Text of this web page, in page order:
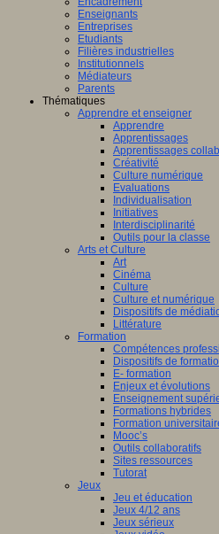
Enseignants
Entreprises
Etudiants
Filières industrielles
Institutionnels
Médiateurs
Parents
Thématiques
Apprendre et enseigner
Apprendre
Apprentissages
Apprentissages
Créativité
Culture numérique
Evaluations
Individualisation
Initiatives
Interdisciplinarité
Outils pour la classe
Arts et Culture
Art
Cinéma
Culture
Culture et numérique
Dispositifs de
Littérature
Formation
Compétences
Dispositifs de
E- formation
Enjeux et évolutions
Enseignement
Formations hybrides
Formation
Mooc’s
Outils collaboratifs
Sites ressources
Tutorat
Jeux
Jeu et éducation
Jeux 4/12 ans
Jeux sérieux